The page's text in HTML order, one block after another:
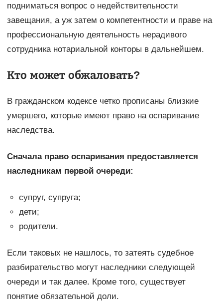
подниматься вопрос о недействительности
завещания, а уж затем о компетентности и праве на
профессиональную деятельность нерадивого
сотрудника нотариальной конторы в дальнейшем.
Кто может обжаловать?
В гражданском кодексе четко прописаны близкие
умершего, которые имеют право на оспаривание
наследства.
Сначала право оспаривания предоставляется
наследникам первой очереди:
супруг, супруга;
дети;
родители.
Если таковых не нашлось, то затеять судебное
разбирательство могут наследники следующей
очереди и так далее. Кроме того, существует
понятие обязательной доли.